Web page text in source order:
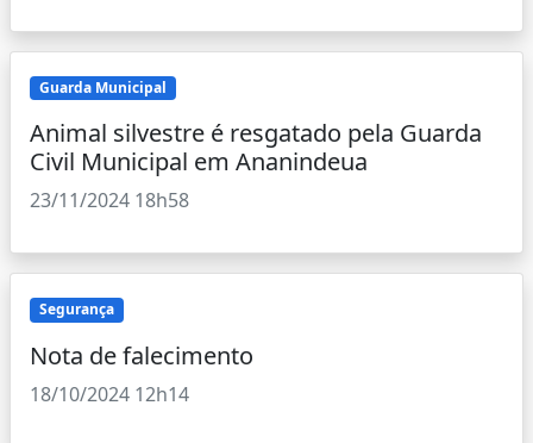
Guarda Municipal
Animal silvestre é resgatado pela Guarda
Civil Municipal em Ananindeua
23/11/2024 18h58
Segurança
Nota de falecimento
18/10/2024 12h14